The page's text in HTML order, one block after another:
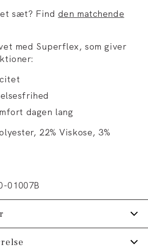
sæt? Find den matchende
med Superflex, som giver
dagen lang
22% Viskose, 3%
01007B
på siden.